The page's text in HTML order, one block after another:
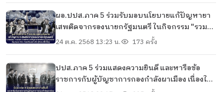
ผอ.ปปส.ภาค 5 ร่วมรับมอบนโยบายแก้ปัญหายา
เสพติดจากรองนายกรัฐมนตรี ในกิจกรรม "รวม
พลัง รักศรัทธา แก้ปัญหายาเสพติดแบบบูรณา
24 ต.ค. 2568 13:23 น. 173 ครั้ง
ปปส.ภาค 5 ร่วมแสดงความยินดี และหารือข้อ
ราชการกับผู้บัญชาการกองกำลังผาเมือง เนื่องใน